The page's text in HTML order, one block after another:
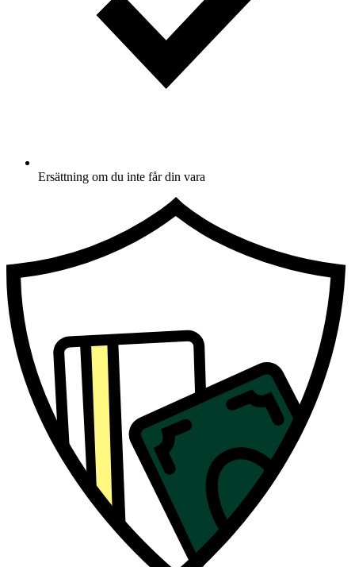
Ersättning om du inte får din vara